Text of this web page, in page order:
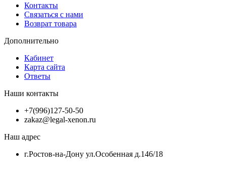
Контакты
Связаться с нами
Возврат товара
Дополнительно
Кабинет
Карта сайта
Ответы
Наши контакты
+7(996)127-50-50
zakaz@legal-xenon.ru
Наш адрес
г.Ростов-на-Дону ул.Особенная д.146/18